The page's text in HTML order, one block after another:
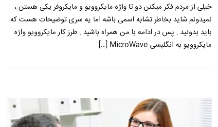
خیلی از مردم فکر میکنن دو تا واژه مایکروویو و مایکروفر یکی هستن ،
نمیدونم شاید بخاطر تشابه اسمی باشه اما یه سری توضیحات هست که
باید بدونید . پس در ادامه با من همراه باشید . طرز کار مایکروویو واژه
مایکروویو به انگلیسی MicroWave […]